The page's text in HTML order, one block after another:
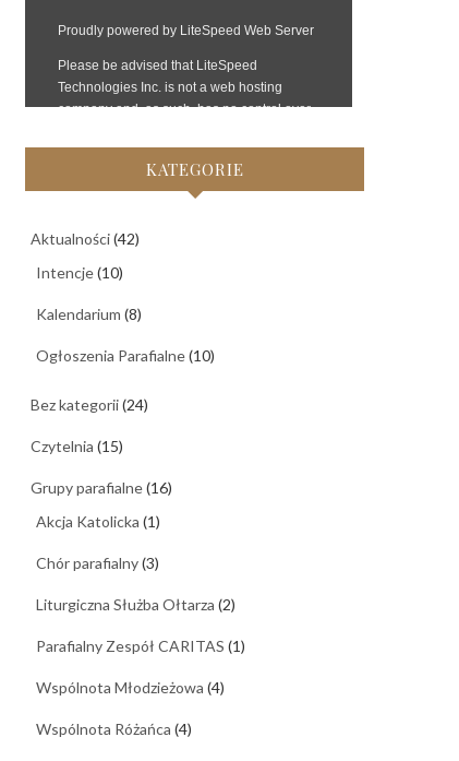
KATEGORIE
Aktualności(42)
Intencje(10)
Kalendarium (8)
Ogłoszenia Parafialne(10)
Bez kategorii(24)
Czytelnia (15)
Grupy parafialne(16)
Akcja Katolicka (1)
Chór parafialny(3)
Liturgiczna Służba Ołtarza (2)
Parafialny Zespół CARITAS (1)
Wspólnota Młodzieżowa (4)
Wspólnota Różańca (4)